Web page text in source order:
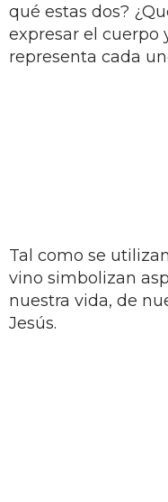
qué estas dos?
expresar el cuerpo
representa cada
Tal como se
vino simbolizan
nuestra vida, de
Jesús.